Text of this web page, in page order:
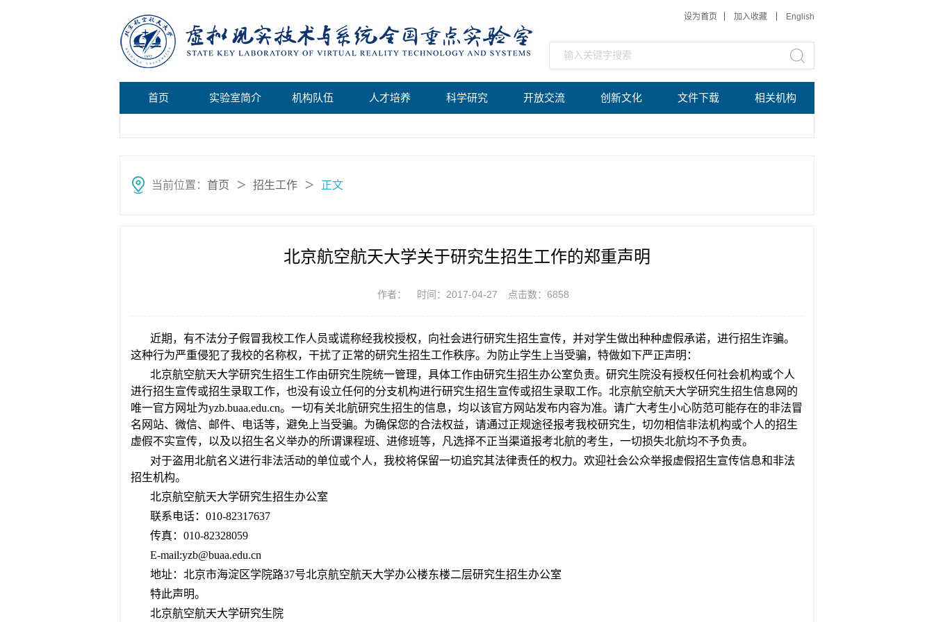
设为首页 加入收藏 English
首页 实验室简介 机构队伍 人才培养 科学研究 开放交流 创新文化 文件下载 相关机构
当前位置： 首页 ＞ 招生工作 ＞ 正文
北京航空航天大学关于研究生招生工作的郑重声明
作者： 时间：2017-04-27 点击数： 6858
近期，有不法分子假冒我校工作人员或谎称经我校授权，向社会进行研究生招生宣传，并对学生做出种种虚假承诺，进行招生诈骗。
这种行为严重侵犯了我校的名称权，干扰了正常的研究生招生工作秩序。为防止学生上当受骗，特做如下严正声明：
北京航空航天大学研究生招生工作由研究生院统一管理，具体工作由研究生招生办公室负责。研究生院没有授权任何社会机构或个人
进行招生宣传或招生录取工作，也没有设立任何的分支机构进行研究生招生宣传或招生录取工作。北京航空航天大学研究生招生信息网的
唯一官方网址为yzb.buaa.edu.cn。一切有关北航研究生招生的信息，均以该官方网站发布内容为准。请广大考生小心防范可能存在的非法冒
名网站、微信、邮件、电话等，避免上当受骗。为确保您的合法权益，请通过正规途径报考我校研究生，切勿相信非法机构或个人的招生
虚假不实宣传，以及以招生名义举办的所谓课程班、进修班等，凡选择不正当渠道报考北航的考生，一切损失北航均不予负责。
对于盗用北航名义进行非法活动的单位或个人，我校将保留一切追究其法律责任的权力。欢迎社会公众举报虚假招生宣传信息和非法
招生机构。
北京航空航天大学研究生招生办公室
联系电话：010-82317637
传真：010-82328059
E-mail:yzb@buaa.edu.cn
地址：北京市海淀区学院路37号北京航空航天大学办公楼东楼二层研究生招生办公室
特此声明。
北京航空航天大学研究生院